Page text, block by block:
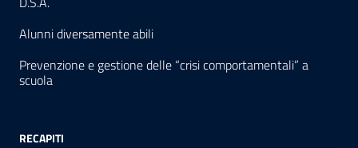
Alunni diversamente abili
Prevenzione e gestione delle “crisi comportamentali” a
scuola
RECAPITI